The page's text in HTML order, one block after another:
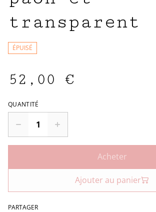
transparent
ÉPUISÉ
52,00 €
QUANTITÉ
Acheter
Ajouter au panier
PARTAGER